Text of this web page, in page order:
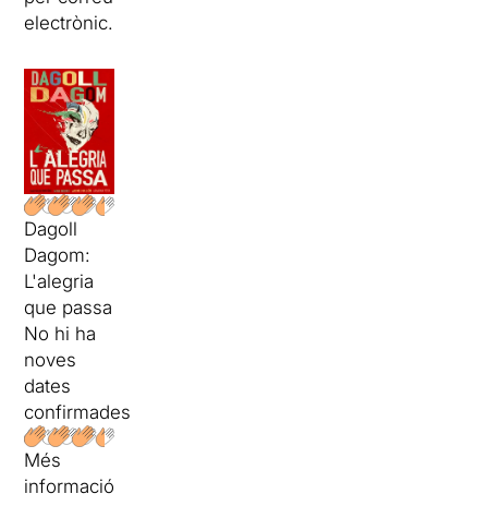
electrònic.
Dagoll
Dagom:
L'alegria
que passa
No hi ha
noves
dates
confirmades
Més
informació